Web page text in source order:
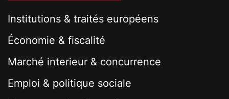
Institutions & traités européens
Économie & fiscalité
Marché interieur & concurrence
Emploi & politique sociale